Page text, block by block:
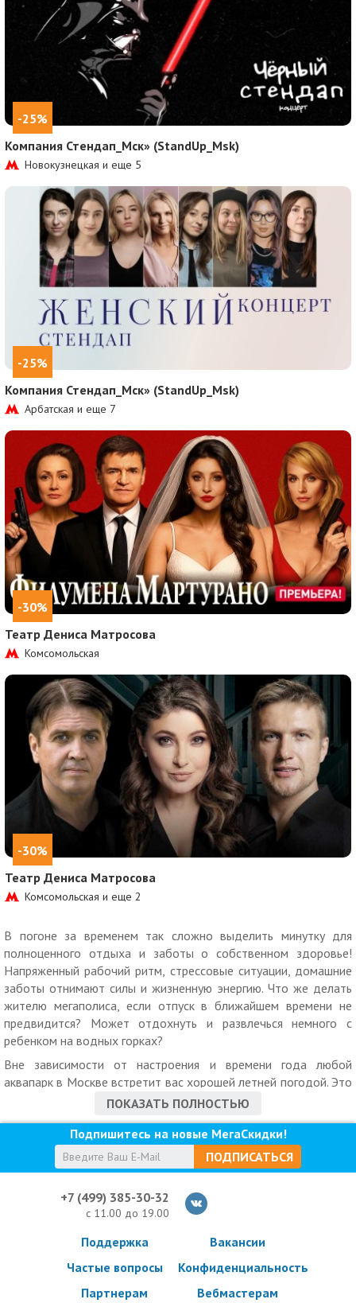
-25%
Компания Стендап_Мск» (StandUp_Msk)
Новокузнецкая и еще 5
-25%
Компания Стендап_Мск» (StandUp_Msk)
Арбатская и еще 7
-30%
Театр Дениса Матросова
Комсомольская
-30%
Театр Дениса Матросова
Комсомольская и еще2
В погоне за временем так сложно выделить минутку для
полноценного отдыха и заботы о собственном здоровье!
Напряженный рабочий ритм, стрессовые ситуации, домашние
заботы отнимают силы и жизненную энергию. Что же делать
жителю мегаполиса, если отпуск в ближайшем времени не
предвидится? Может отдохнуть и развлечься немного с
ребенком на водных горках?
Вне зависимости от настроения и времени года любой
аквапарк в Москве встретит вас хорошей летней погодой. Это
отличная альтернатива курортному отдыху у моря, не
оформления кучи документов. Близость к дому и низкая
стоимость дают возможность хоть каждый день
фантастически проводить время. Посетителей сайта
рода услуги и развлечения, в том числе на горки самых
больших аквапарков столицы.
Хотите знать, где хорошо и недорого отдохнуть с ребенком в
выходной или во время детских каникул? Или в каком из
ПОКАЗАТЬ ПОЛНОСТЬЮ
Подпишитесь на новые МегаСкидки!
ПОДПИСАТЬСЯ
+7 (499) 385-30-32
с 11.00 до 19.00
Поддержка
Частые вопросы
Партнерам
Вакансии
Конфиденциальность
Вебмастерам